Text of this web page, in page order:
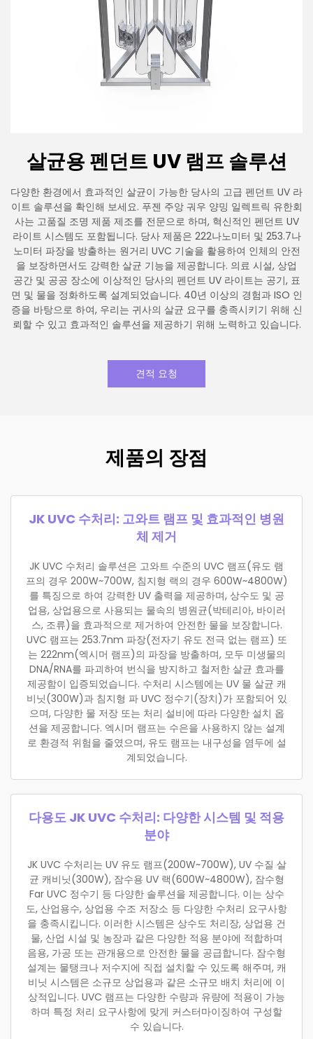
살균용 펜던트 UV 램프 솔루션
다양한 환경에서 효과적인 살균이 가능한 당사의 고급 펜던트 UV 라
이트 솔루션을 확인해 보세요. 푸젠 주앙 궈우 양밍 일렉트릭 유한회
사는 고품질 조명 제품 제조를 전문으로 하며, 혁신적인 펜던트 UV
라이트 시스템도 포함됩니다. 당사 제품은 222나노미터 및 253.7나
노미터 파장을 방출하는 원거리 UVC 기술을 활용하여 인체의 안전
을 보장하면서도 강력한 살균 기능을 제공합니다. 의료 시설, 상업
공간 및 공공 장소에 이상적인 당사의 펜던트 UV 라이트는 공기, 표
면 및 물을 정화하도록 설계되었습니다. 40년 이상의 경험과 ISO 인
증을 바탕으로 하여, 우리는 귀사의 살균 요구를 충족시키기 위해 신
뢰할 수 있고 효과적인 솔루션을 제공하기 위해 노력하고 있습니다.
견적 요청
제품의 장점
JK UVC 수처리: 고와트 램프 및 효과적인 병원
체 제거
JK UVC 수처리 솔루션은 고와트 수준의 UVC 램프(유도 램
프의 경우 200W~700W, 침지형 랙의 경우 600W~4800W)
를 특징으로 하여 강력한 UV 출력을 제공하며, 상수도 및 공
업용, 상업용으로 사용되는 물속의 병원균(박테리아, 바이러
스, 조류)을 효과적으로 제거하여 안전한 물을 보장합니다.
UVC 램프는 253.7nm 파장(전자기 유도 전극 없는 램프) 또
는 222nm(엑시머 램프)의 파장을 방출하며, 모두 미생물의
DNA/RNA를 파괴하여 번식을 방지하고 철저한 살균 효과를
제공함이 입증되었습니다. 수처리 시스템에는 UV 물 살균 캐
비닛(300W)과 침지형 파 UVC 정수기(장치)가 포함되어 있
으며, 다양한 물 저장 또는 처리 설비에 따라 다양한 설치 옵
션을 제공합니다. 엑시머 램프는 수은을 사용하지 않는 설계
로 환경적 위험을 줄였으며, 유도 램프는 내구성을 염두에 설
계되었습니다.
다용도 JK UVC 수처리: 다양한 시스템 및 적용
분야
JK UVC 수처리는 UV 유도 램프(200W~700W), UV 수질 살
균 캐비닛(300W), 잠수용 UV 랙(600W~4800W), 잠수형
Far UVC 정수기 등 다양한 솔루션을 제공합니다. 이는 상수
도, 산업용수, 상업용 수조 저장소 등 다양한 수처리 요구사항
을 충족시킵니다. 이러한 시스템은 상수도 처리장, 상업용 건
물, 산업 시설 및 농장과 같은 다양한 적용 분야에 적합하며
음용, 가공 또는 관개용으로 안전한 물을 공급합니다. 잠수형
설계는 물탱크나 저수지에 직접 설치할 수 있도록 해주며, 캐
비닛 시스템은 소규모 상업용과 같은 소규모 배치 처리에 이
상적입니다. UVC 램프는 다양한 수량과 유량에 적용이 가능
하며 특정 처리 요구사항에 맞게 커스터마이징하여 구성할
수 있습니다.